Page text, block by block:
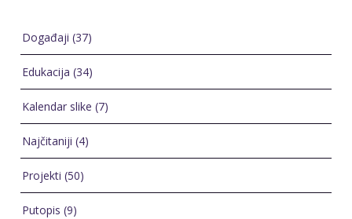
Događaji (37)
Edukacija (34)
Kalendar slike (7)
Najčitaniji (4)
Projekti (50)
Putopis (9)